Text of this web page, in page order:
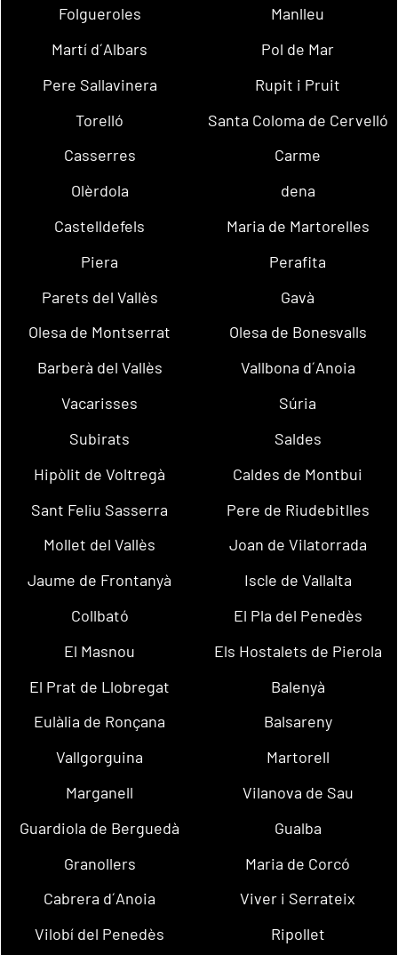
Folgueroles
Manlleu
Martí d´Albars
Pol de Mar
Pere Sallavinera
Rupit i Pruit
Torelló
Santa Coloma de Cervelló
Casserres
Carme
Olèrdola
dena
Castelldefels
Maria de Martorelles
Piera
Perafita
Parets del Vallès
Gavà
Olesa de Montserrat
Olesa de Bonesvalls
Barberà del Vallès
Vallbona d´Anoia
Vacarisses
Súria
Subirats
Saldes
Hipòlit de Voltregà
Caldes de Montbui
Sant Feliu Sasserra
Pere de Riudebitlles
Mollet del Vallès
Joan de Vilatorrada
Jaume de Frontanyà
Iscle de Vallalta
Collbató
El Pla del Penedès
El Masnou
Els Hostalets de Pierola
El Prat de Llobregat
Balenyà
Eulàlia de Ronçana
Balsareny
Vallgorguina
Martorell
Marganell
Vilanova de Sau
Guardiola de Berguedà
Gualba
Granollers
Maria de Corcó
Cabrera d´Anoia
Viver i Serrateix
Vilobí del Penedès
Ripollet